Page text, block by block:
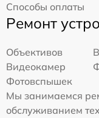
Способы оплаты
Ремонт
Объективов
Видеокамер
Фотовспышек
Мы занимаемся
обслуживанием